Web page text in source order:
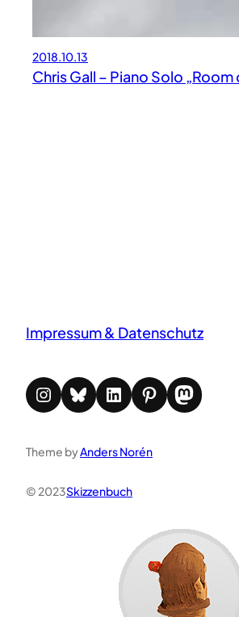
2018.10.13
Chris Gall – Piano Solo „Room
Impressum & Datenschutz
Instagram Bluesky LinkedIn Pinterest Mastodon
Theme byAnders Norén
© 2023Skizzenbuch